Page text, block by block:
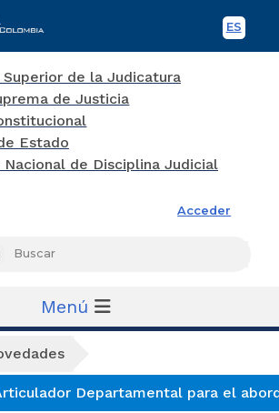
ES
Acceder
Buscar
Menú
Departamental para el